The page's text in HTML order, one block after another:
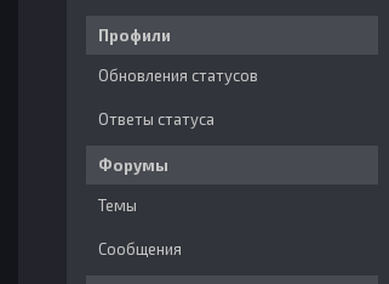
Профили
Обновления статусов
Ответы статуса
Форумы
Темы
Сообщения